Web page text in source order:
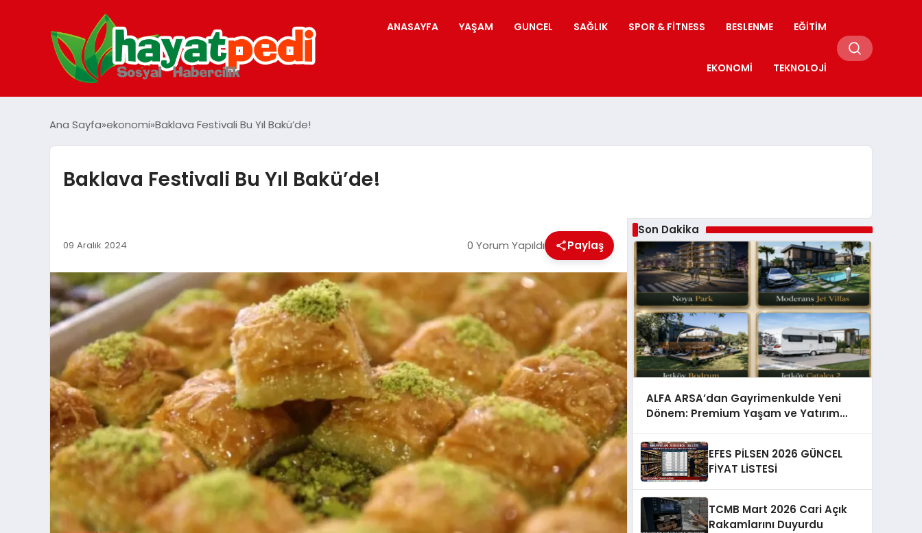
ANASAYFA YAŞAM GUNCEL SAĞLIK SPOR & FITNESS BESLENME EĞITIM
EKONOMI TEKNOLOJI
Ana Sayfa ekonomi Baklava Festivali Bu Yıl Bakü’de!
Baklava Festivali Bu Yıl Bakü’de!
09 Aralık 2024 0 Yorum Yapıldı Paylaş
Son Dakika
ALFA ARSA’dan Gayrimenkulde Yeni
Dönem: Premium Yaşam ve Yatırım
EFES PİLSEN 2026 GÜNCEL
FİYAT LİSTESİ
TCMB Mart 2026 Cari Açık
Rakamlarını Duyurdu